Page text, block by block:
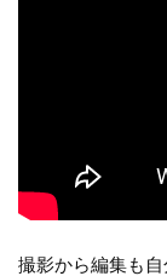
撮影から編集も